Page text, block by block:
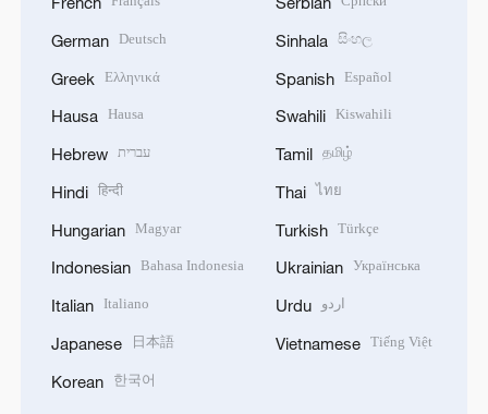
German Deutsch
Greek Ελληνικά
Hausa Hausa
Hebrew עברית
Hindi हिन्दी
Hungarian Magyar
Indonesian Bahasa Indonesia
Italian Italiano
Japanese 日本語
Korean 한국어
Sinhala සිංහල
Spanish Español
Swahili Kiswahili
Tamil தமிழ்
Thai ไทย
Turkish Türkçe
Ukrainian Українська
Urdu اردو
Vietnamese Tiếng Việt